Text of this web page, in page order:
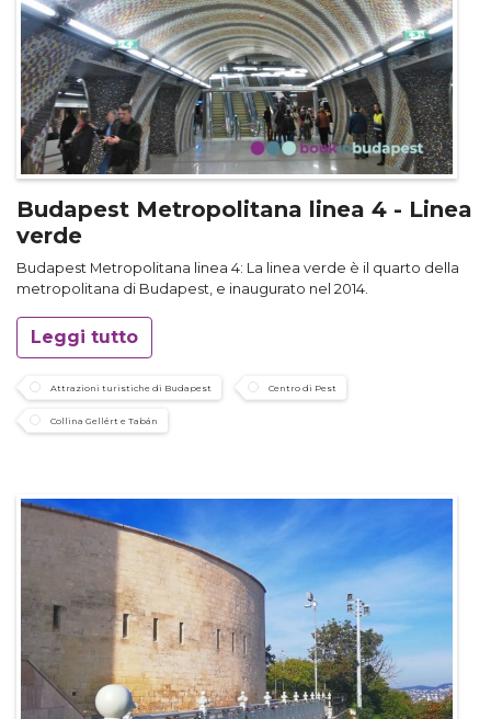
Budapest Metropolitana linea 4 - Linea
verde
Budapest Metropolitana linea 4: La linea verde è il quarto della
metropolitana di Budapest, e inaugurato nel 2014.
Leggi tutto
Attrazioni turistiche di Budapest Centro di Pest
Collina Gellért e Tabán